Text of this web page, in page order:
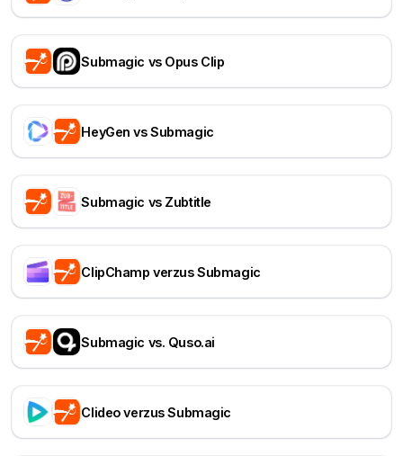
Submagic vs Opus Clip
HeyGen vs Submagic
Submagic vs Zubtitle
ClipChamp verzus Submagic
Submagic vs. Quso.ai
Clideo verzus Submagic